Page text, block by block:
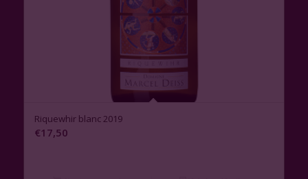
Riquewhir blanc 2019
€17,50